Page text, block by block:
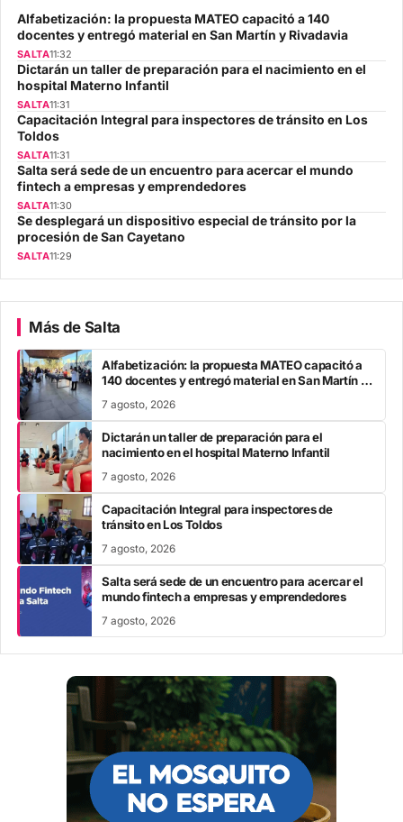
Alfabetización: la propuesta MATEO capacitó a 140
docentes y entregó material en San Martín y Rivadavia
SALTA11:32
Dictarán un taller de preparación para el nacimiento en el
hospital Materno Infantil
SALTA11:31
Capacitación Integral para inspectores de tránsito en Los
Toldos
SALTA11:31
Salta será sede de un encuentro para acercar el mundo
fintech a empresas y emprendedores
SALTA11:30
Se desplegará un dispositivo especial de tránsito por la
procesión de San Cayetano
SALTA11:29
Más de Salta
Alfabetización: la propuesta MATEO capacitó a
140 docentes y entregó material en San Martín y
7 agosto, 2026
Dictarán un taller de preparación para el
nacimiento en el hospital Materno Infantil
7 agosto, 2026
Capacitación Integral para inspectores de
tránsito en Los Toldos
7 agosto, 2026
Salta será sede de un encuentro para acercar el
mundo fintech a empresas y emprendedores
7 agosto, 2026